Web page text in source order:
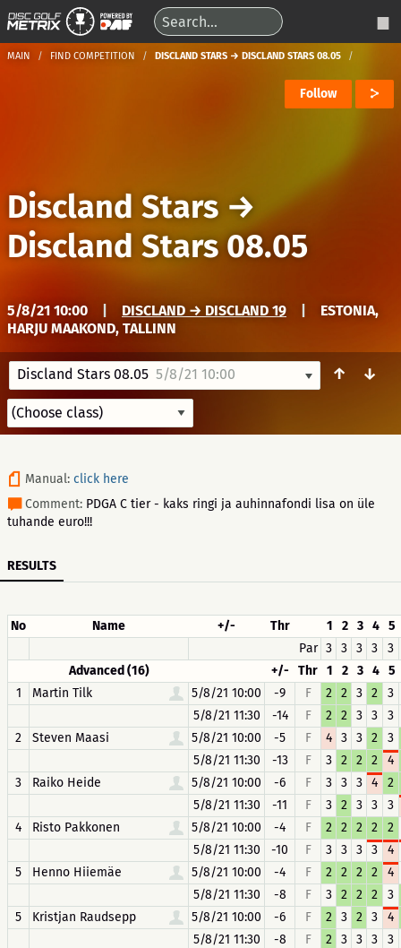
MAIN FIND COMPETITION DISCLAND STARS → DISCLAND STARS 08.05
Follow
Discland Stars →
Discland Stars 08.05
5/8/21 10:00 DISCLAND → DISCLAND 19
ESTONIA,
HARJU MAAKOND, TALLINN
Discland Stars 08.05 5/8/21 10:00 ↑ ↓
Manual: click here
Comment: PDGA C tier - kaks ringi ja auhinnafondi lisa on üle
tuhande euro!!!
RESULTS
No Name +/- Thr 1 2 3 4 5
Par 3 3 3 3
3
Advanced (16)
+/- Thr 1 2 3 4 5
1
Martin Tilk 5/8/21 10:00 -9 F 2 2 3 2
3
5/8/21 11:30
-14 F 2 2 3 3
3
2
Steven Maasi 5/8/21 10:00 -5 F 4 3 3 2
3
5/8/21 11:30
-13 F 3 2 2 2
4
3
Raiko Heide 5/8/21 10:00 -6 F 3 3 3 4
2
5/8/21 11:30
-11 F 3 2 3 3
3
4
Risto Pakkonen 5/8/21 10:00 -4 F 2 2 2 2
2
5/8/21 11:30
-10 F 3 3 3 3
4
5
Henno Hiiemäe 5/8/21 10:00 -4 F 2 2 2 2
4
5/8/21 11:30
-8 F 3 2 2 2
3
5
Kristjan Raudsepp 5/8/21 10:00 -6 F 2 3 2 3
4
5/8/21 11:30
-8 F 2 3 3 3
3